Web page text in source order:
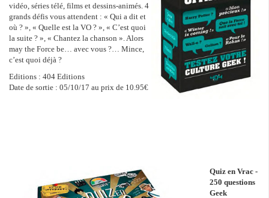
vidéo, séries télé, films et dessins-animés. 4
grands défis vous attendent : « Qui a dit et
où ? », « Quelle est la VO ? », « C’est quoi
la suite ? », « Chantez la chanson ». Alors
may the Force be… avec vous ?… Mince,
c’est quoi déjà ?
Editions : 404 Editions
Date de sortie : 05/10/17 au prix de 10.95€
Quiz en Vrac -
250 questions
Geek